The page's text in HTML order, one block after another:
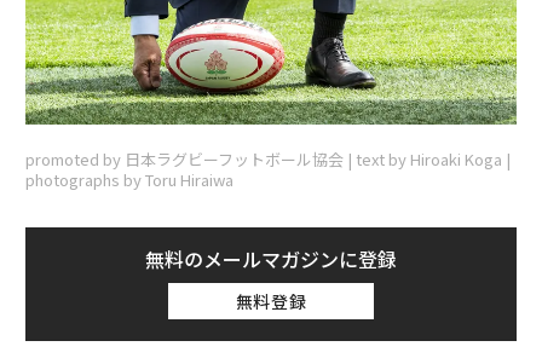
promoted by 日本ラグビーフットボール協会 | text by Hiroaki Koga |
photographs by Toru Hiraiwa
無料のメールマガジンに登録
無料登録